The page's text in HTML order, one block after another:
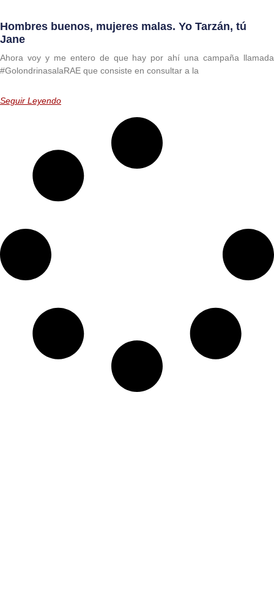
Hombres buenos, mujeres malas. Yo Tarzán, tú
Jane
Ahora voy y me entero de que hay por ahí una campaña llamada
#GolondrinasalaRAE que consiste en consultar a la
Seguir Leyendo